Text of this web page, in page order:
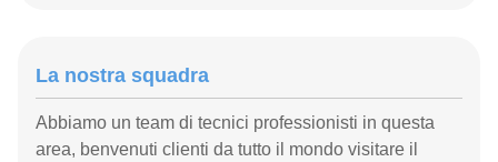
La nostra squadra
Abbiamo un team di tecnici professionisti in questa
area, benvenuti clienti da tutto il mondo visitare il